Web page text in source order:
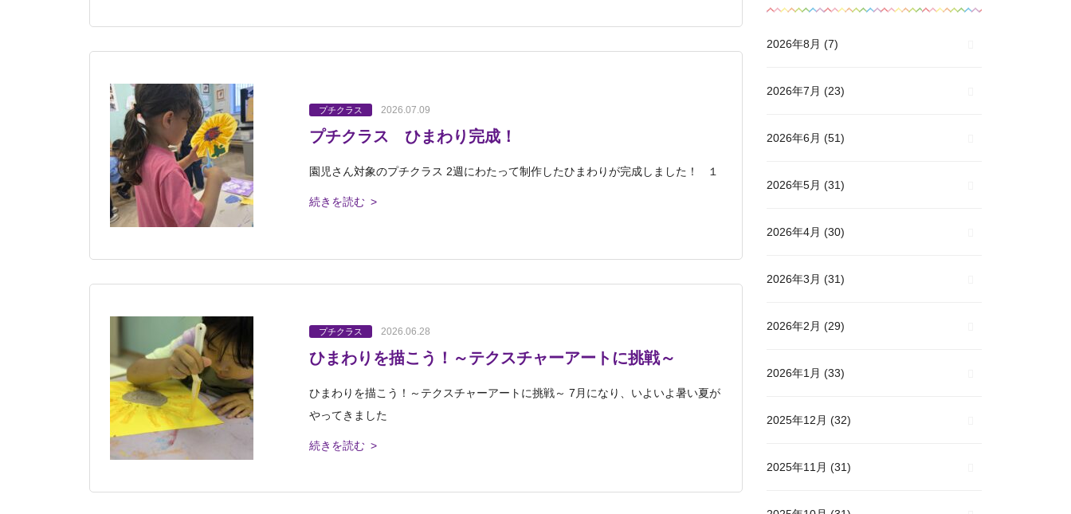
プチクラス 2026.07.09
プチクラス ひまわり完成！
園児さん対象のプチクラス 2週にわたって制作したひまわりが完成しました！ １
続きを読む >
プチクラス 2026.06.28
ひまわりを描こう！～テクスチャーアートに挑戦～
ひまわりを描こう！～テクスチャーアートに挑戦～ 7月になり、いよいよ暑い夏が
やってきました
続きを読む >
2026年8月 (7)
2026年7月 (23)
2026年6月 (51)
2026年5月 (31)
2026年4月 (30)
2026年3月 (31)
2026年2月 (29)
2026年1月 (33)
2025年12月 (32)
2025年11月 (31)